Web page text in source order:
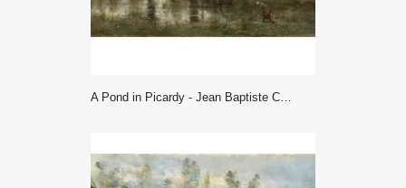
A Pond in Picardy - Jean Baptiste Camille Corot